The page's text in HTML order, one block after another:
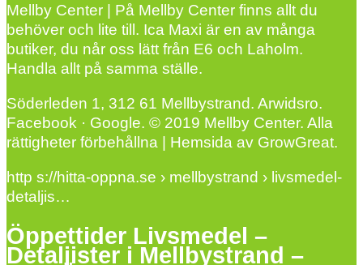
Mellby Center | På Mellby Center finns allt du
behöver och lite till. Ica Maxi är en av många
butiker, du når oss lätt från E6 och Laholm.
Handla allt på samma ställe.
Söderleden 1, 312 61 Mellbystrand. Arwidsro.
Facebook · Google. © 2019 Mellby Center. Alla
rättigheter förbehållna | Hemsida av GrowGreat.
http s://hitta-oppna.se › mellbystrand › livsmedel-
detaljis…
Öppettider Livsmedel –
Detaljister i Mellbystrand –